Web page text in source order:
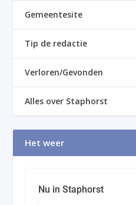
Gemeentesite
Tip de redactie
Verloren/Gevonden
Alles over Staphorst
Het weer